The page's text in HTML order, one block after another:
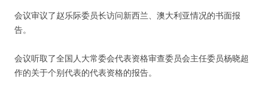
会议审议了赵乐际委员长访问新西兰、澳大利亚情况的书面报
告。
会议听取了全国人大常委会代表资格审查委员会主任委员杨晓超
作的关于个别代表的代表资格的报告。